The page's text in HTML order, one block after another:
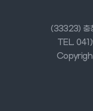
(33323) 충
TEL.